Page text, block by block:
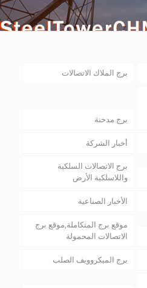
برج الملاك الاتصالات
برج مدخنة
أخبار الشركة
برج الاتصالات السلكية
واللاسلكية الأرض
الأخبار الصناعية
موقع برج المتكاملة,موقع برج
الاتصالات المحمولة
برج الميكروويف الصلب